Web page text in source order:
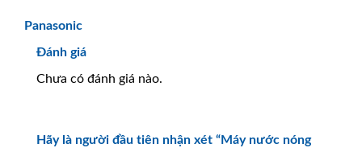
Panasonic
Đánh giá
Chưa có đánh giá nào.
Hãy là người đầu tiên nhận xét “Máy nước nóng